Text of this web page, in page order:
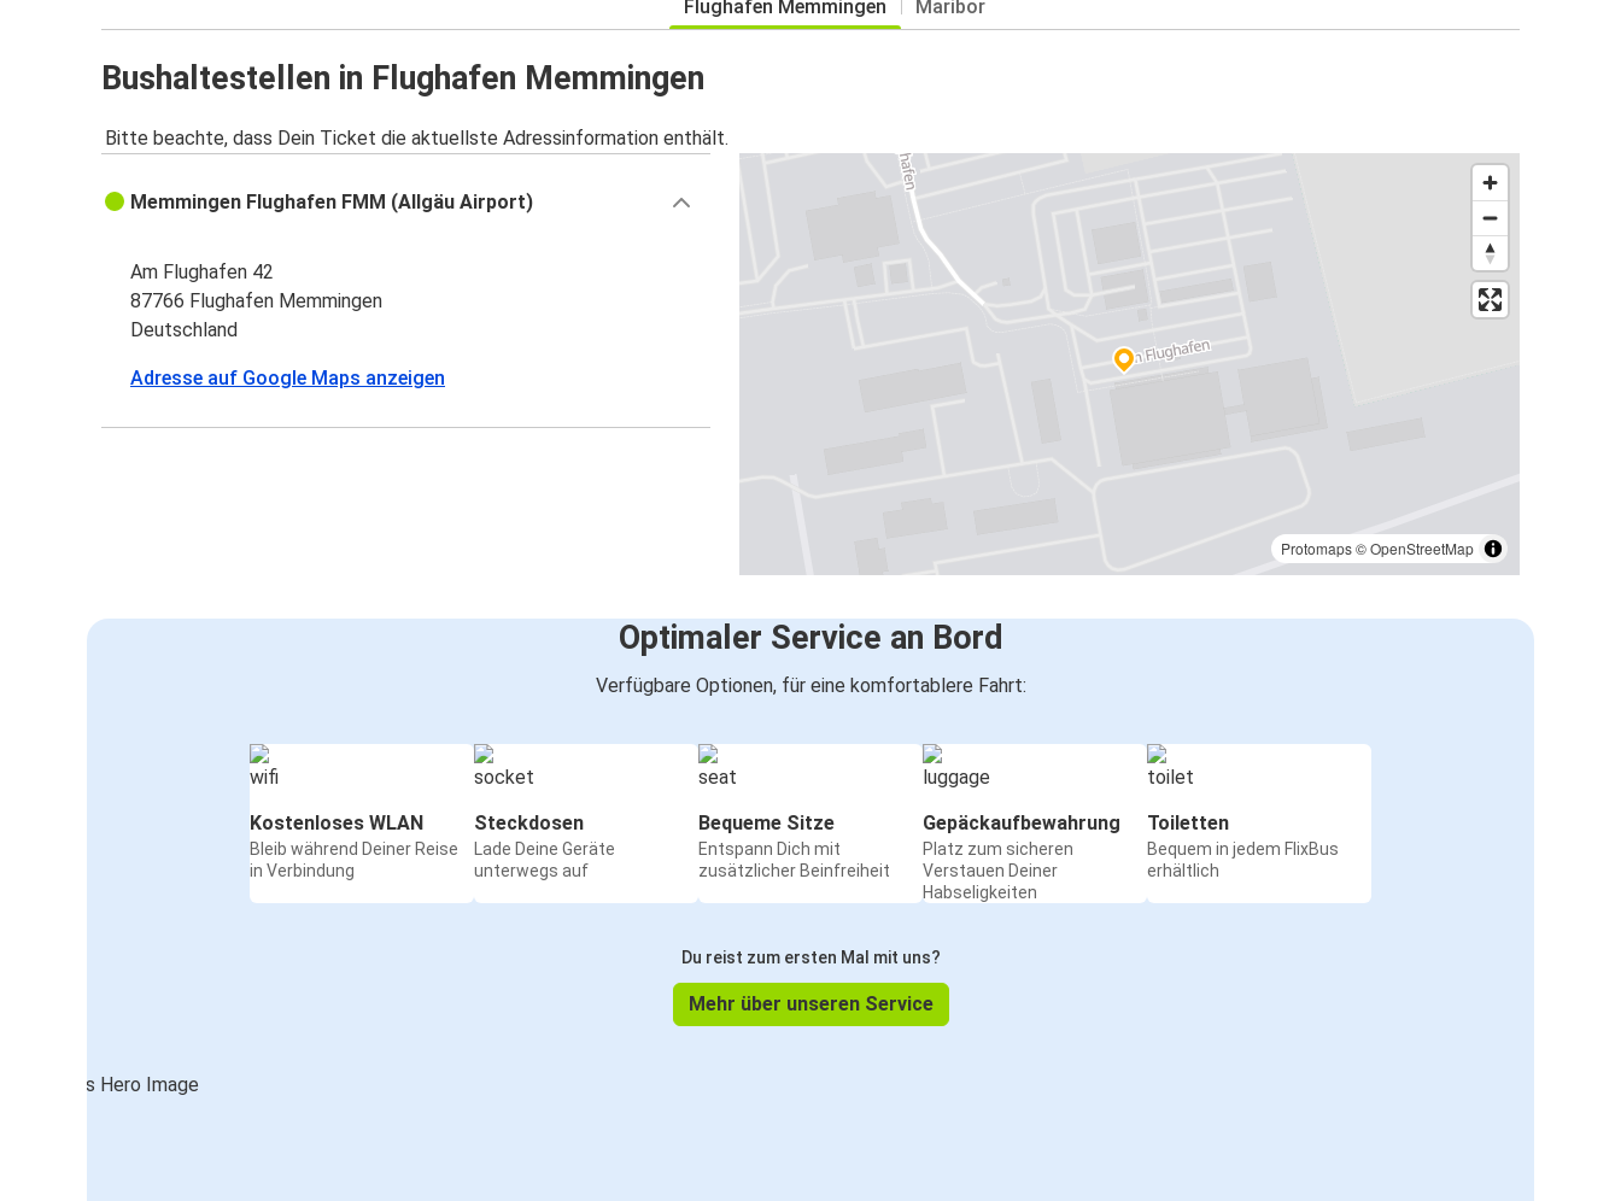
Flughafen Memmingen Maribor
Bushaltestellen in Flughafen Memmingen
Bitte beachte, dass Dein Ticket die aktuellste Adressinformation enthält.
Protomaps©OpenStreetMap
Memmingen Flughafen FMM (Allgäu Airport)
Am Flughafen 42
87766 Flughafen Memmingen
Deutschland
Adresse auf Google Maps anzeigen
Optimaler Service an Bord
Verfügbare Optionen, für eine komfortablere Fahrt:
Kostenloses WLAN
Bleib während Deiner Reise
in Verbindung
Steckdosen
Lade Deine Geräte
unterwegs auf
Bequeme Sitze
Entspann Dich mit
zusätzlicher Beinfreiheit
Gepäckaufbewahrung
Platz zum sicheren
Verstauen Deiner
Habseligkeiten
Toiletten
Bequem in jedem FlixBus
erhältlich
Du reist zum ersten Mal mit uns?
Mehr über unseren Service